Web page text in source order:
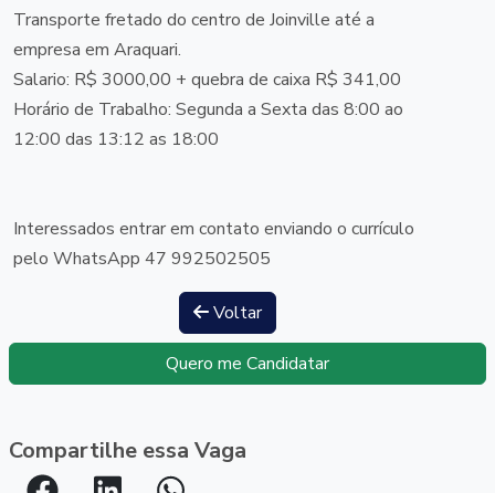
Transporte fretado do centro de Joinville até a
empresa em Araquari.
Salario: R$ 3000,00 + quebra de caixa R$ 341,00
Horário de Trabalho: Segunda a Sexta das 8:00 ao
12:00 das 13:12 as 18:00
Interessados entrar em contato enviando o currículo
pelo WhatsApp 47 992502505
Voltar
Quero me Candidatar
Compartilhe essa Vaga